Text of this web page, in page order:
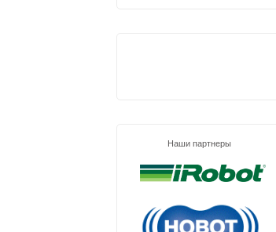
Наши партнеры